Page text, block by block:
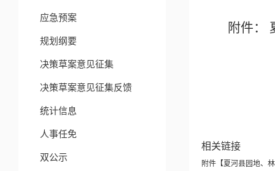
应急预案
规划纲要
决策草案意见征集
决策草案意见征集反馈
统计信息
人事任免
双公示
附件：
相关链接
附件【夏河县园地、